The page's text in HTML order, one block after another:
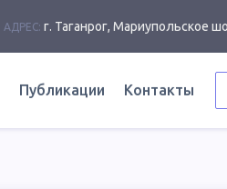
АДРЕС: г. Таганрог, Мариупольское
Публикации Контакты